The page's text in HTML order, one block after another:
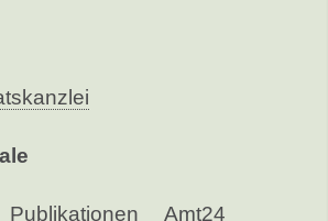
Publikationen Amt24